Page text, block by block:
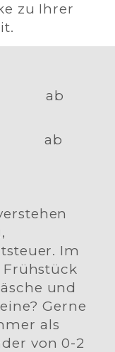
zu Ihrer
ab
ab
Im
Frühstück
und
Gerne
als
von 0-2